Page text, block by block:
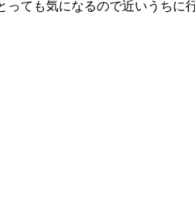
っても気になるので近いうちに